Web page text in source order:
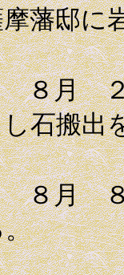
藩邸に
木
石搬出
田